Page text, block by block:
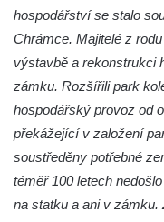
Zámeček u Vysoké
Zámek Chomutov
Zámek nad Vysokou
Zámek v Lázních
Zámek Skalka u
Zámek Milešov
Zámek Kostomlaty
hospodářství se stalo
Chrámce. Majitelé z
výstavbě a rekonstrukci
zámku. Rozšířili park
hospodářský provoz od
překážející v založení
soustředěny potřebné
téměř 100 letech
na statku a ani v zámku.